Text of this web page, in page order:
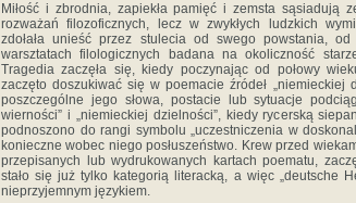
Miłość i zbrodnia, zapiekła pamięć i zemsta sąsiadują
rozważań filozoficznych, lecz w zwykłych ludzkich
zdołała unieść przez stulecia od swego powstania,
warsztatach filologicznych badana na okoliczność
Tragedia zaczęła się, kiedy poczynając od połowy
zaczęto doszukiwać się w poemacie źródeł „niemieckiej
poszczególne jego słowa, postacie lub sytuacje
wierności” i „niemieckiej dzielności”, kiedy rycerską
podnoszono do rangi symbolu „uczestniczenia w
konieczne wobec niego posłuszeństwo. Krew przed
przepisanych lub wydrukowanych kartach poematu,
stało się już tylko kategorią literacką, a więc „deutsche
nieprzyjemnym językiem.